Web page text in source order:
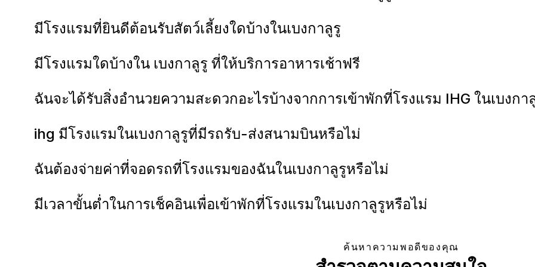
มีโรงแรมที่ยินดีต้อนรับสัตว์เลี้ยงใดบ้างในเบงกาลูรู
มีโรงแรมใดบ้างใน เบงกาลูรู ที่ให้บริการอาหารเช้าฟรี
ฉันจะได้รับสิ่งอำนวยความสะดวกอะไรบ้างจากการเข้าพักที่โรงแรม IHG ในเบงกา
ihg มีโรงแรมในเบงกาลูรูที่มีรถรับ-ส่งสนามบินหรือไม่
ฉันต้องจ่ายค่าที่จอดรถที่โรงแรมของฉันในเบงกาลูรูหรือไม่
มีเวลาขั้นต่ำในการเช็คอินเพื่อเข้าพักที่โรงแรมในเบงกาลูรูหรือไม่
ค้นหาความพอดีของคุณ